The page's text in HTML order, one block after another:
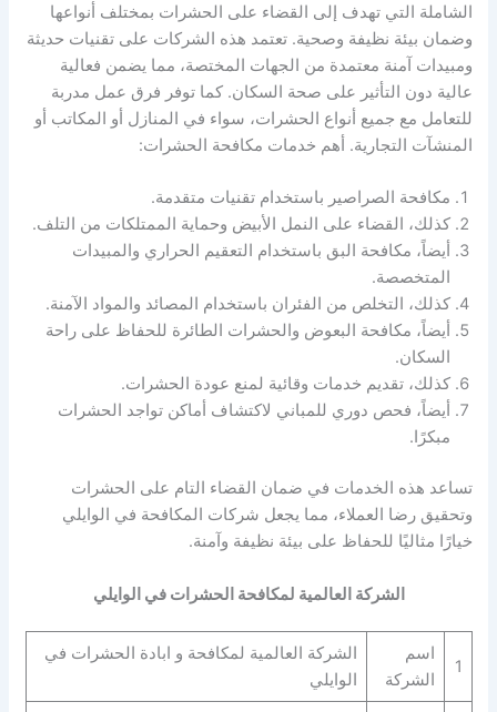
الشاملة التي تهدف إلى القضاء على الحشرات بمختلف أنواعها
وضمان بيئة نظيفة وصحية. تعتمد هذه الشركات على تقنيات حديثة
ومبيدات آمنة معتمدة من الجهات المختصة، مما يضمن فعالية
عالية دون التأثير على صحة السكان. كما توفر فرق عمل مدربة
للتعامل مع جميع أنواع الحشرات، سواء في المنازل أو المكاتب أو
المنشآت التجارية. أهم خدمات مكافحة الحشرات:
مكافحة الصراصير باستخدام تقنيات متقدمة.
كذلك، القضاء على النمل الأبيض وحماية الممتلكات من التلف.
أيضاً، مكافحة البق باستخدام التعقيم الحراري والمبيدات
المتخصصة.
كذلك، التخلص من الفئران باستخدام المصائد والمواد الآمنة.
أيضاً، مكافحة البعوض والحشرات الطائرة للحفاظ على راحة
السكان.
كذلك، تقديم خدمات وقائية لمنع عودة الحشرات.
أيضاً، فحص دوري للمباني لاكتشاف أماكن تواجد الحشرات
مبكرًا.
تساعد هذه الخدمات في ضمان القضاء التام على الحشرات
وتحقيق رضا العملاء، مما يجعل شركات المكافحة في الوايلي
خيارًا مثاليًا للحفاظ على بيئة نظيفة وآمنة.
الشركة العالمية لمكافحة الحشرات في الوايلي
1
اسم
الشركة
الشركة العالمية لمكافحة و ابادة الحشرات في
الوايلي